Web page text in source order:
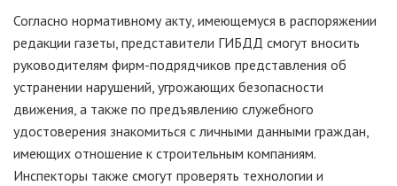
Согласно нормативному акту, имеющемуся в распоряжении
редакции газеты, представители ГИБДД смогут вносить
руководителям фирм-подрядчиков представления об
устранении нарушений, угрожающих безопасности
движения, а также по предъявлению служебного
удостоверения знакомиться с личными данными граждан,
имеющих отношение к строительным компаниям.
Инспекторы также смогут проверять технологии и